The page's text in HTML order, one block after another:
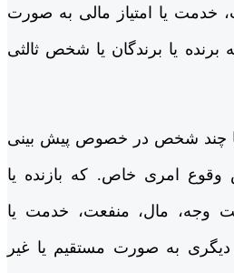
خدمت یا امتیاز مالی به صورت
برنده یا برندگان یا شخص ثالثی
چند شخص در خصوص پیش بینی
امری خاص. که بازنده یا
وجه، مال، منفعت، خدمت یا
دیگری به صورت مستقیم یا غیر